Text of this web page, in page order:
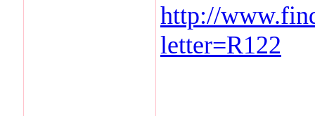
http://
letter=R122